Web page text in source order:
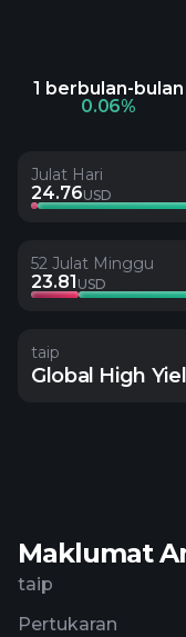
1 berbulan-bulan
0.06%
Julat Hari
24.76USD
52 Julat Minggu
23.81 USD
taip
Global High
Maklumat
taip
Pertukaran